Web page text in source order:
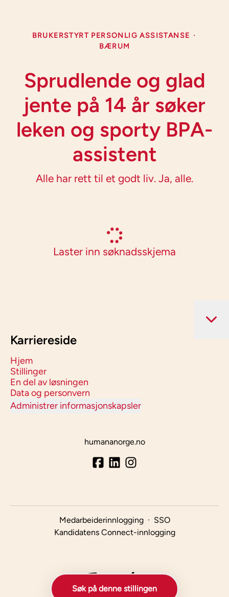
Søk på denne stillingen
BRUKERSTYRT PERSONLIG ASSISTANSE ·
BÆRUM
Sprudlende og glad
jente på 14 år søker
leken og sporty BPA-
assistent
Alle har rett til et godt liv. Ja, alle.
Laster inn søknadsskjema
Karriereside
Hjem
Stillinger
En del av løsningen
Data og personvern
Administrer informasjonskapsler
humananorge.no
Medarbeiderinnlogging · SSO
Kandidatens Connect-innlogging
Rekrutteringssystemav Teamtailor